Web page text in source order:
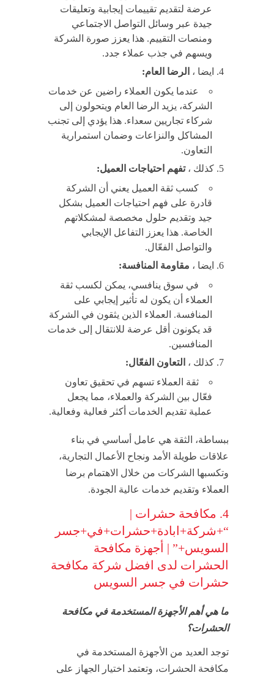
عرضة لتقديم تقييمات إيجابية وتعليقات
جيدة عبر وسائل التواصل الاجتماعي
ومنصات التقييم. هذا يعزز صورة الشركة
ويسهم في جذب عملاء جدد.
ايضا ، الرضا العام:
عندما يكون العملاء راضين عن خدمات
الشركة، يزيد الرضا العام ويتحولون إلى
شركاء تجاريين سعداء. هذا يؤدي إلى تجنب
المشاكل والنزاعات وضمان استمرارية
التعاون.
كذلك ،تفهم احتياجات العميل:
كسب ثقة العميل يعني أن الشركة
قادرة على فهم احتياجات العميل بشكل
جيد وتقديم حلول مخصصة لمشكلاتهم
الخاصة. هذا يعزز التفاعل الإيجابي
والتواصل الفعّال.
ايضا ، مقاومة المنافسة:
في سوق ينافسي، يمكن لكسب ثقة
العملاء أن يكون له تأثير إيجابي على
المنافسة. العملاء الذين يثقون في الشركة
قد يكونون أقل عرضة للانتقال إلى خدمات
المنافسين.
كذلك ، التعاون الفعّال:
ثقة العملاء تسهم في تحقيق تعاون
فعّال بين الشركة والعملاء، مما يجعل
عملية تقديم الخدمات أكثر فعالية وفعالية.
ببساطة، الثقة هي عامل أساسي في بناء
علاقات طويلة الأمد ونجاح الأعمال التجارية،
وتكسبها الشركات من خلال الاهتمام برضا
العملاء وتقديم خدمات عالية الجودة.
4. مكافحة حشرات |
“+شركة+ابادة+حشرات+في+جسر
السويس+” | أجهزة مكافحة
الحشرات لدى افضل شركة مكافحة
حشرات في جسر السويس
ما هي أهم الأجهزة المستخدمة في مكافحة
الحشرات؟
توجد العديد من الأجهزة المستخدمة في
مكافحة الحشرات، وتعتمد اختيار الجهاز على